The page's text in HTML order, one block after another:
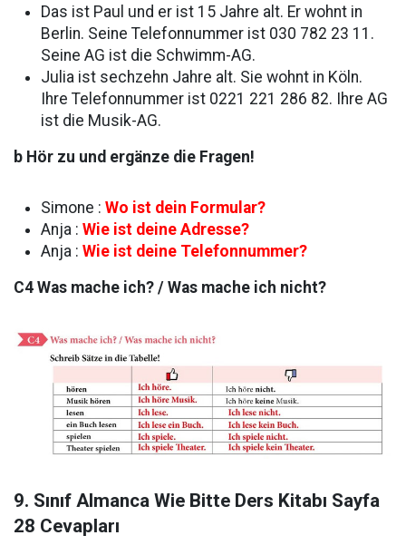
Das ist Paul und er ist 15 Jahre alt. Er wohnt in
Berlin. Seine Telefonnummer ist 030 782 23 11.
Seine AG ist die Schwimm-AG.
Julia ist sechzehn Jahre alt. Sie wohnt in Köln.
Ihre Telefonnummer ist 0221 221 286 82. Ihre AG
ist die Musik-AG.
b Hör zu und ergänze die Fragen!
Simone : Wo ist dein Formular?
Anja : Wie ist deine Adresse?
Anja : Wie ist deine Telefonnummer?
C4 Was mache ich? / Was mache ich nicht?
9. Sınıf Almanca Wie Bitte Ders Kitabı Sayfa
28 Cevapları